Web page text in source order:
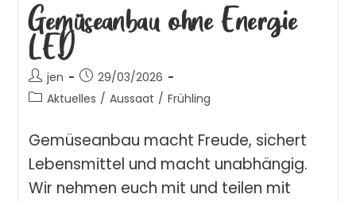
Gemüseanbau ohne Energie
LED
jen
29/03/2026
Aktuelles / Aussaat / Frühling
Gemüseanbau macht Freude, sichert
Lebensmittel und macht unabhängig.
Wir nehmen euch mit und teilen mit